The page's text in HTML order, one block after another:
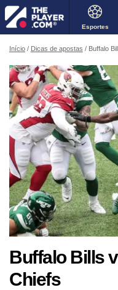
Esportes
Início Dicas de apostas Buffalo
Buffalo Bills
Chiefs